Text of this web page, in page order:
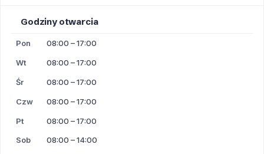
Godziny otwarcia
Pon 08:00 – 17:00
Wt 08:00 – 17:00
Śr 08:00 – 17:00
Czw 08:00 – 17:00
Pt 08:00 – 17:00
Sob 08:00 – 14:00